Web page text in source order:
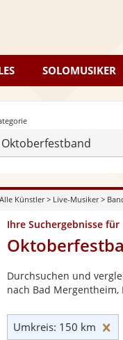
SOLOMUSIKER
Oktoberfestband
Alle Künstler> Live-Musiker>
Ihre Suchergebnisse für
Durchsuchen und
nach Bad
Umkreis: 150 km